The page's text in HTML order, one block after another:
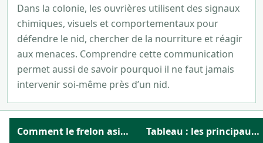
Dans la colonie, les ouvrières utilisent des signaux
chimiques, visuels et comportementaux pour
défendre le nid, chercher de la nourriture et réagir
aux menaces. Comprendre cette communication
permet aussi de savoir pourquoi il ne faut jamais
intervenir soi-même près d’un nid.
Comment le frelon asiatique communique-t-il ? Tableau : les principaux signaux du frelon asiatique